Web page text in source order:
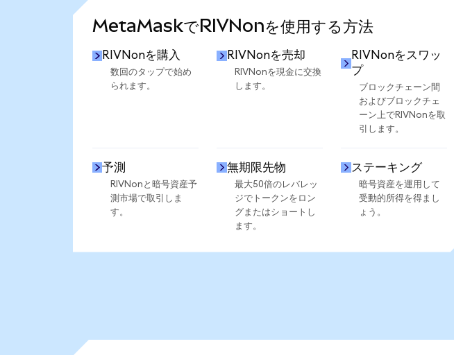
MetaMaskでRIVNonを使用する方法
RIVNonを購入
数回のタップで始め
られます。
RIVNonを売却
RIVNonを現金に交換
します。
RIVNonをスワッ
プ
ブロックチェーン間
およびブロックチェ
ーン上でRIVNonを取
引します。
予測
RIVNonと暗号資産予
測市場で取引しま
す。
無期限先物
最大50倍のレバレッ
ジでトークンをロン
グまたはショートし
ます。
ステーキング
暗号資産を運用して
受動的所得を得まし
ょう。